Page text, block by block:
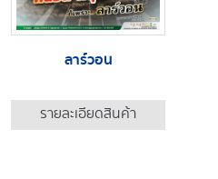
ลาร์วอน
รายละเอียดสินค้า